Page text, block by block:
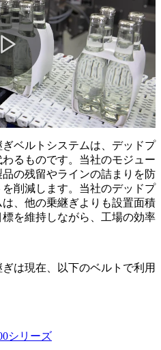
Play
Video
ベルトシステムは、デッドプ
るものです。当社のモジュー
の残留やラインの詰まりを防
削減します。当社のデッドプ
、他の乗継ぎよりも設置面積
を維持しながら、工場の効率
は現在、以下のベルトで利用
シリーズ